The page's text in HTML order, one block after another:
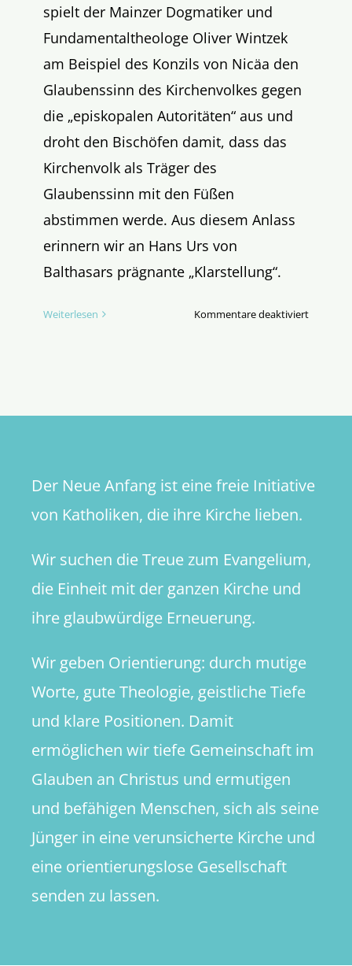
spielt der Mainzer Dogmatiker und
Fundamentaltheologe Oliver Wintzek
am Beispiel des Konzils von Nicäa den
Glaubenssinn des Kirchenvolkes gegen
die „episkopalen Autoritäten“ aus und
droht den Bischöfen damit, dass das
Kirchenvolk als Träger des
Glaubenssinn mit den Füßen
abstimmen werde. Aus diesem Anlass
erinnern wir an Hans Urs von
Balthasars prägnante „Klarstellung“.
Weiterlesen Kommentare deaktiviertfür
Der Neue Anfang ist eine freie Initiative
von Katholiken, die ihre Kirche lieben.
Wir suchen die Treue zum Evangelium,
die Einheit mit der ganzen Kirche und
ihre glaubwürdige Erneuerung.
Wir geben Orientierung: durch mutige
Worte, gute Theologie, geistliche Tiefe
und klare Positionen. Damit
ermöglichen wir tiefe Gemeinschaft im
Glauben an Christus und ermutigen
und befähigen Menschen, sich als seine
Jünger in eine verunsicherte Kirche und
eine orientierungslose Gesellschaft
senden zu lassen.